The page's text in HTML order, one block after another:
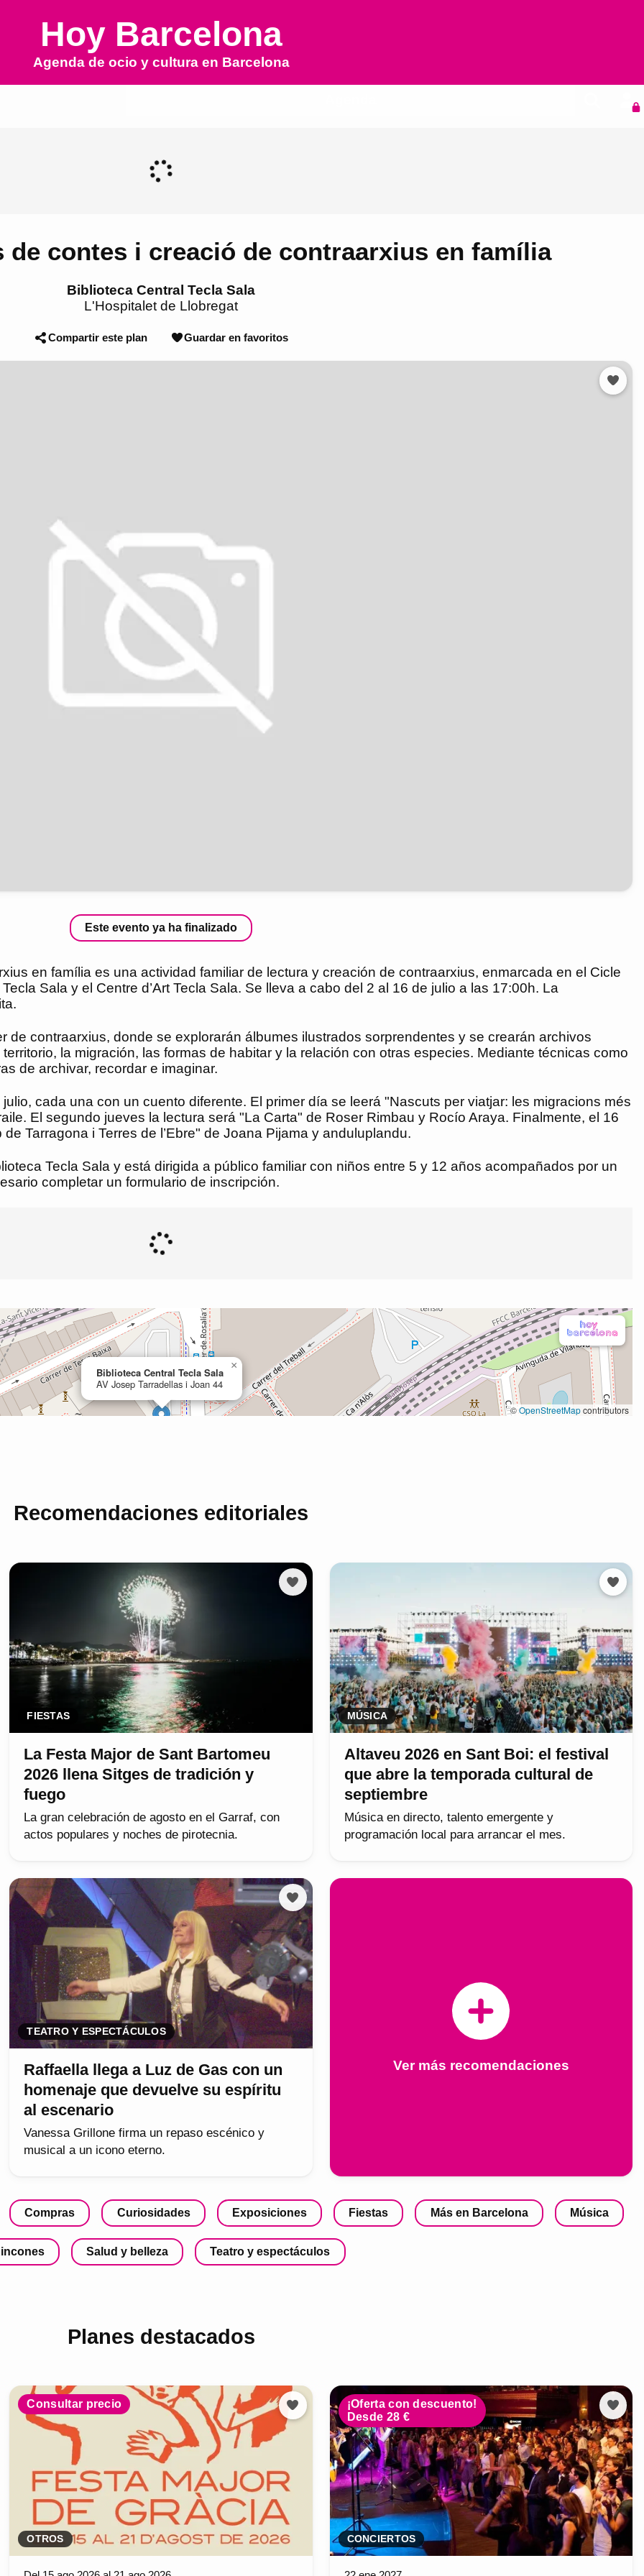
Hoy Barcelona
Agenda de ocio y cultura en Barcelona
de contes i creació de contraarxius en família
Biblioteca Central Tecla Sala
L'Hospitalet de Llobregat
Compartir este plan Guardar en favoritos
Este evento ya ha finalizado
en família es una actividad familiar de lectura y creación de contraarxius, enmarcada en el Cicle
Sala y el Centre d’Art Tecla Sala. Se lleva a cabo del 2 al 16 de julio a las 17:00h. La
de contraarxius, donde se explorarán álbumes ilustrados sorprendentes y se crearán archivos
la migración, las formas de habitar y la relación con otras especies. Mediante técnicas como
de archivar, recordar e imaginar.
cada una con un cuento diferente. El primer día se leerá "Nascuts per viatjar: les migracions més
El segundo jueves la lectura será "La Carta" de Roser Rimbau y Rocío Araya. Finalmente, el 16
Tarragona i Terres de l’Ebre" de Joana Pijama y anduluplandu.
Tecla Sala y está dirigida a público familiar con niños entre 5 y 12 años acompañados por un
completar un formulario de inscripción.
Recomendaciones editoriales
FIESTAS
La Festa Major de Sant Bartomeu
2026 llena Sitges de tradición y
fuego
La gran celebración de agosto en el Garraf, con
actos populares y noches de pirotecnia.
MÚSICA
Altaveu 2026 en Sant Boi: el festival
que abre la temporada cultural de
septiembre
Música en directo, talento emergente y
programación local para arrancar el mes.
TEATRO Y ESPECTÁCULOS
Raffaella llega a Luz de Gas con un
homenaje que devuelve su espíritu
al escenario
Vanessa Grillone firma un repaso escénico y
musical a un icono eterno.
Ver más recomendaciones
Compras Curiosidades Exposiciones Fiestas Más en Barcelona Música
Salud y belleza Teatro y espectáculos
Planes destacados
Consultar precio
OTROS
¡Oferta con descuento!
Desde 28 €
CONCIERTOS